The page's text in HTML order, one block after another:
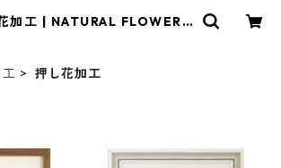
加工 | NATURAL FLOWERS
押し花加工